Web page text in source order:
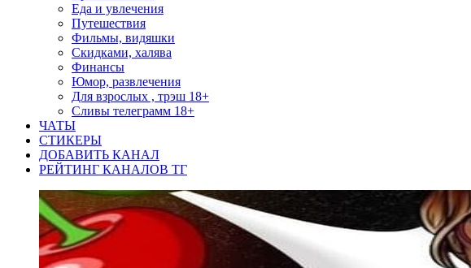
Еда и увлечения
Путешествия
Фильмы, видяшки
Скидками, халява
Финансы
Юмор, развлечения
Для взрослых , трэш 18+
Сливы телеграмм 18+
ЧАТЫ
СТИКЕРЫ
ДОБАВИТЬ КАНАЛ
РЕЙТИНГ КАНАЛОВ ТГ